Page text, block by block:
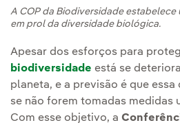
A COP da Biodiversidade
em prol da diversidade biológica.
Apesar dos esforços para
biodiversidade está se
planeta, e a previsão é que
se não forem tomadas medidas
Com esse objetivo, a